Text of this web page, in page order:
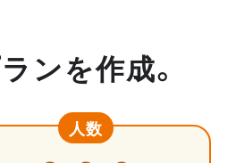
ンを作成。
人数